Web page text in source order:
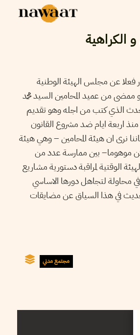
الكراهية
البيان المؤرخ في 26 ماي 2015 قد صدر فعلا عن مجلس الهيئة الوطنية
ممضى من عميد المحامين السيد محمد
الذي كتب من اجله وهو تقديم
اربعة ايام ضد مشروع القانون
للقضاء فاننا نرى ان هيئة المحامين – وهي هيئة
موهوما– بين ممارسة عدد من
الوقتية لمراقبة دستورية مشاريع
محاولة لتجاهل دورها الاساسي
في هذا السياق عن مضايقات
مجتمع مدني